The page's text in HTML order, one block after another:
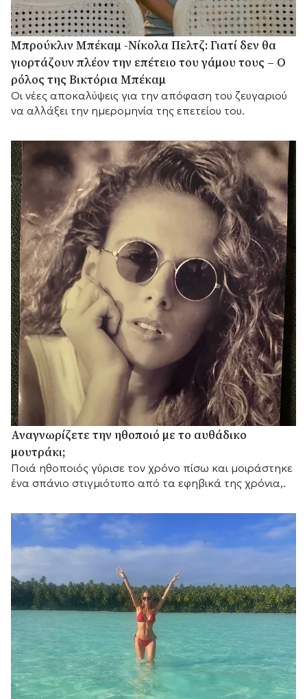
Μπρούκλιν Μπέκαμ -Νίκολα Πελτζ: Γιατί δεν θα
γιορτάζουν πλέον την επέτειο του γάμου τους – Ο
ρόλος της Βικτόρια Μπέκαμ
Οι νέες αποκαλύψεις για την απόφαση του ζευγαριού
να αλλάξει την ημερομηνία της επετείου του.
Αναγνωρίζετε την ηθοποιό με το αυθάδικο
μουτράκι;
Ποιά ηθοποιός γύρισε τον χρόνο πίσω και μοιράστηκε
ένα σπάνιο στιγμιότυπο από τα εφηβικά της χρόνια,.